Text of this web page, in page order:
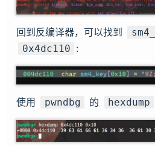
回到反编译器，可以找到
0x4dc110 :
使用 pwndbg 的 hexdump